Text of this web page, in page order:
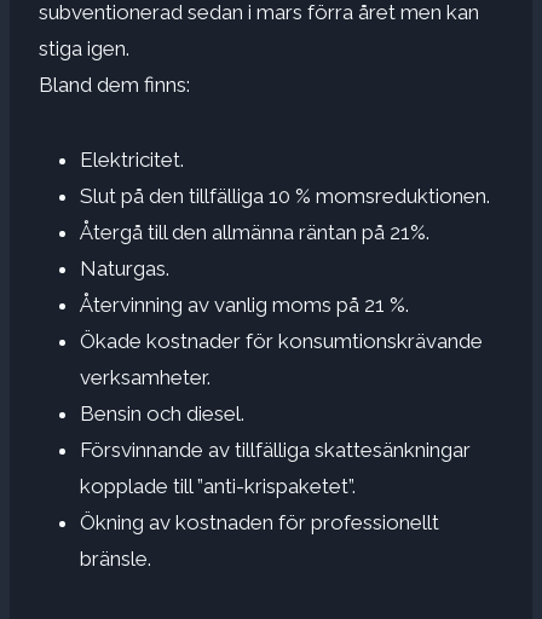
subventionerad sedan i mars förra året men kan
stiga igen.
Bland dem finns:
Elektricitet.
Slut på den tillfälliga 10 % momsreduktionen.
Återgå till den allmänna räntan på 21%.
Naturgas.
Återvinning av vanlig moms på 21 %.
Ökade kostnader för konsumtionskrävande
verksamheter.
Bensin och diesel.
Försvinnande av tillfälliga skattesänkningar
kopplade till ”anti-krispaketet”.
Ökning av kostnaden för professionellt
bränsle.